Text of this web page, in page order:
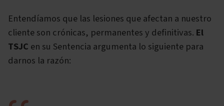
Entendíamos que las lesiones que afectan a nuestro
cliente son crónicas, permanentes y definitivas. El
TSJC en su Sentencia argumenta lo siguiente para
darnos la razón: